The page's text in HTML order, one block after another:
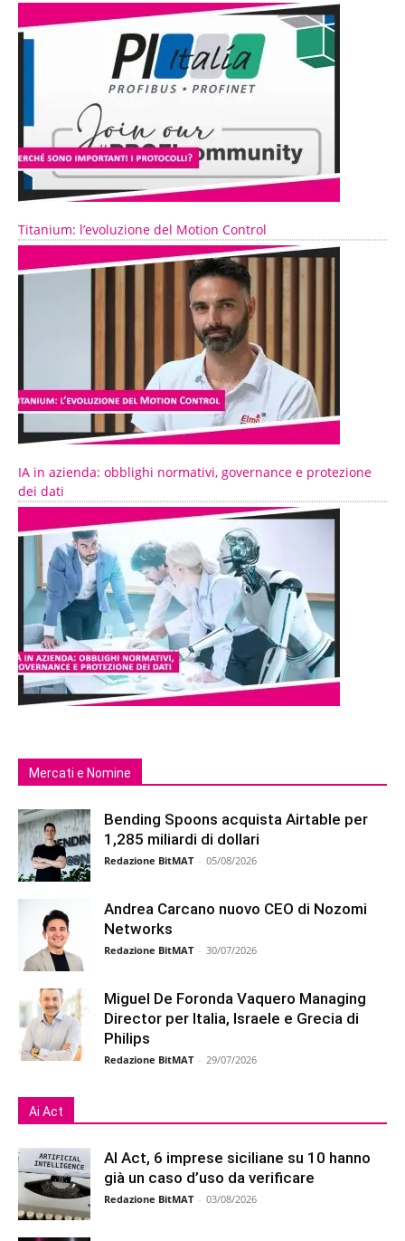
Titanium: l’evoluzione del Motion Control
IA in azienda: obblighi normativi, governance e protezione
dei dati
Mercati e Nomine
Bending Spoons acquista Airtable per
1,285 miliardi di dollari
Redazione BitMAT - 05/08/2026
Andrea Carcano nuovo CEO di Nozomi
Networks
Redazione BitMAT - 30/07/2026
Miguel De Foronda Vaquero Managing
Director per Italia, Israele e Grecia di
Philips
Redazione BitMAT - 29/07/2026
Ai Act
AI Act, 6 imprese siciliane su 10 hanno
già un caso d’uso da verificare
Redazione BitMAT - 03/08/2026